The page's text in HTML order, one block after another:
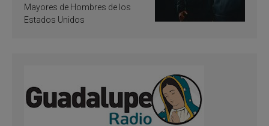
Mayores de Hombres de los
Estados Unidos